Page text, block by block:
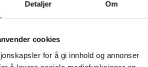
Detaljer Om
cookies
for å gi innhold og annonser
får du den ideelle
minimal innsats.